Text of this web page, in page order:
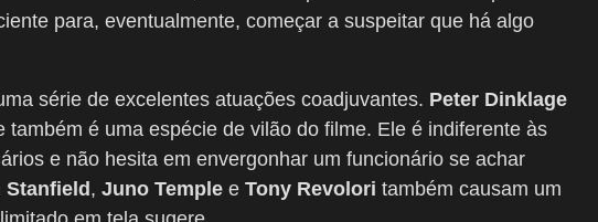
para, eventualmente, começar a suspeitar que há algo
série de excelentes atuações coadjuvantes. Peter Dinklage
também é uma espécie de vilão do filme. Ele é indiferente às
e não hesita em envergonhar um funcionário se achar
Stanfield , Juno Temple e Tony Revolori também causam um